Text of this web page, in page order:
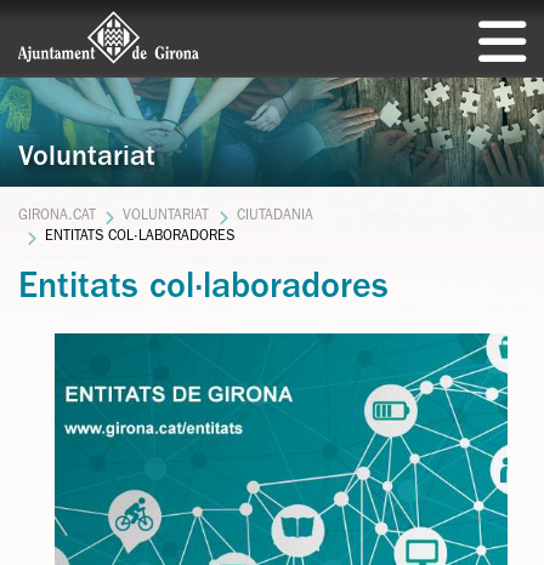
Voluntariat
GIRONA.CAT VOLUNTARIAT
CIUTADANIA
ENTITATS COL·LABORADORES
Entitats col·laboradores